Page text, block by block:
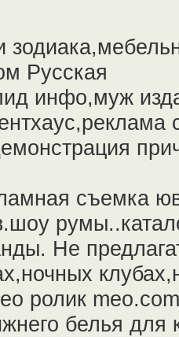
Русская
инфо,муж
съемка
Не
ролик
белья